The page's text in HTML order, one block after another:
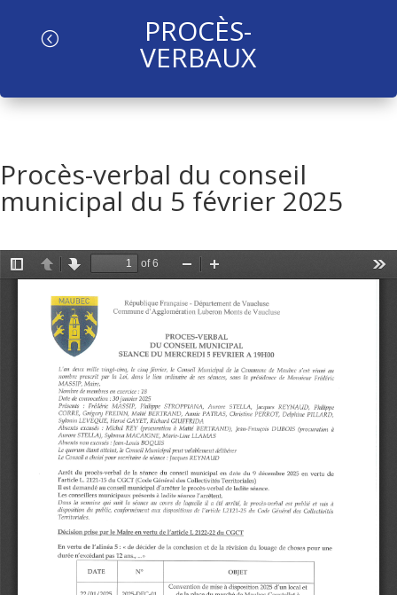
PROCÈS-
VERBAUX
Procès-verbal du conseil
municipal du 5 février 2025